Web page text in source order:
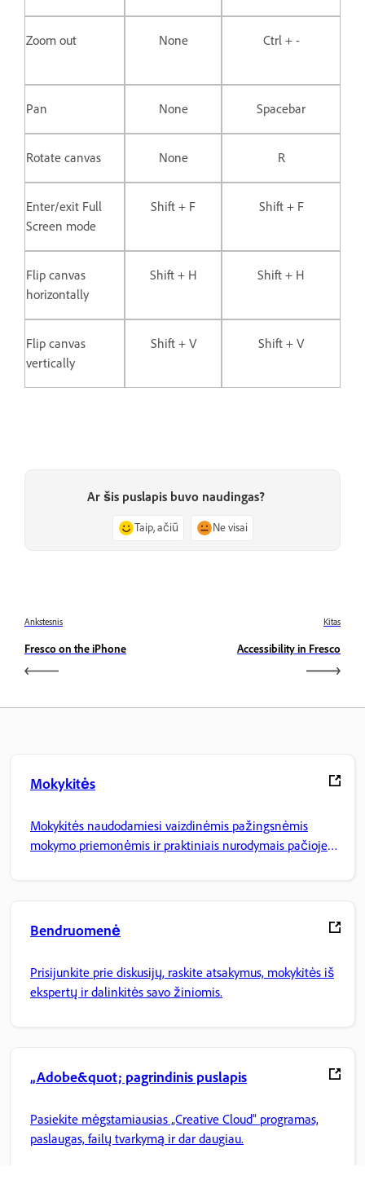
Zoom out None Ctrl + -
Pan None Spacebar
Rotate canvas None R
Enter/exit Full
Screen mode
Shift + F Shift + F
Flip canvas
horizontally
Shift + H Shift + H
Flip canvas
vertically
Shift + V Shift + V
Ar šis puslapis buvo naudingas?
Taip, ačiū Ne visai
Ankstesnis
Fresco on the iPhone
Kitas
Accessibility in Fresco
Mokykitės
Mokykitės naudodamiesi vaizdinėmis pažingsnėmis
mokymo priemonėmis ir praktiniais nurodymais pačioje
Bendruomenė
Prisijunkite prie diskusijų, raskite atsakymus, mokykitės iš
ekspertų ir dalinkitės savo žiniomis.
„Adobe&quot; pagrindinis puslapis
Pasiekite mėgstamiausias „Creative Cloud“ programas,
paslaugas, failų tvarkymą ir dar daugiau.